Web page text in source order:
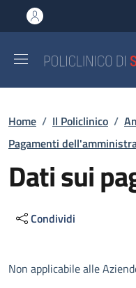
al contenuto principale
to footer content
Briciole di
Home / Il Policlinico /
Pagamenti
Dati sui
Condividi
Descrizione
Non applicabile alle